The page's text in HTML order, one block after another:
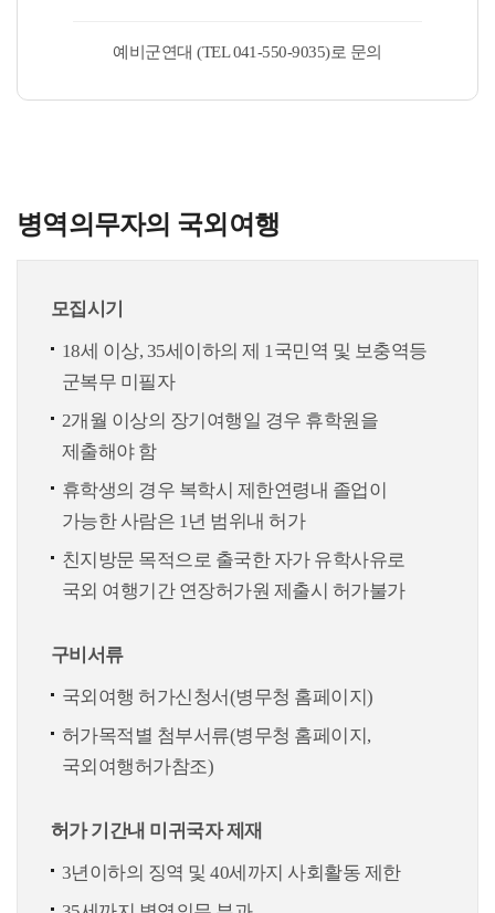
예비군연대 (TEL 041-550-9035)로 문의
병역의무자의 국외여행
모집시기
18세 이상, 35세이하의 제 1국민역 및 보충역등
군복무 미필자
2개월 이상의 장기여행일 경우 휴학원을
제출해야 함
휴학생의 경우 복학시 제한연령내 졸업이
가능한 사람은 1년 범위내 허가
친지방문 목적으로 출국한 자가 유학사유로
국외 여행기간 연장허가원 제출시 허가불가
구비서류
국외여행 허가신청서(병무청 홈페이지)
허가목적별 첨부서류(병무청 홈페이지,
국외여행허가참조)
허가 기간내 미귀국자 제재
3년이하의 징역 및 40세까지 사회활동 제한